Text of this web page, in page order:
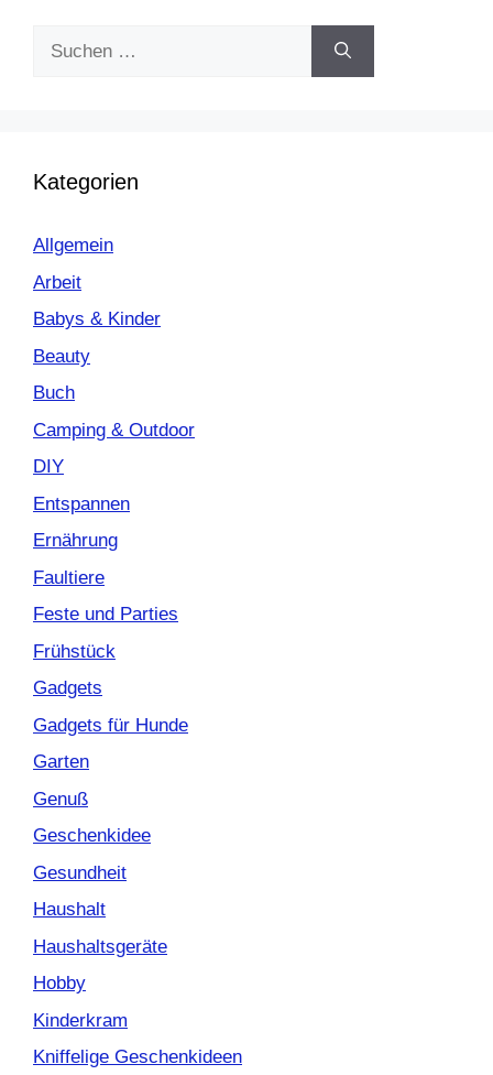
Kategorien
Allgemein
Arbeit
Babys & Kinder
Beauty
Buch
Camping & Outdoor
DIY
Entspannen
Ernährung
Faultiere
Feste und Parties
Frühstück
Gadgets
Gadgets für Hunde
Garten
Genuß
Geschenkidee
Gesundheit
Haushalt
Haushaltsgeräte
Hobby
Kinderkram
Kniffelige Geschenkideen